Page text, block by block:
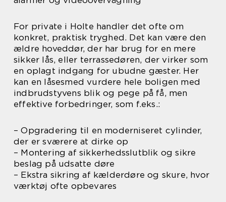
For private i Holte handler det ofte om
konkret, praktisk tryghed. Det kan være den
ældre hoveddør, der har brug for en mere
sikker lås, eller terrassedøren, der virker som
en oplagt indgang for ubudne gæster. Her
kan en låsesmed vurdere hele boligen med
indbrudstyvens blik og pege på få, men
effektive forbedringer, som f.eks.:
– Opgradering til en moderniseret cylinder,
der er sværere at dirke op
– Montering af sikkerhedsslutblik og sikre
beslag på udsatte døre
– Ekstra sikring af kælderdøre og skure, hvor
værktøj ofte opbevares